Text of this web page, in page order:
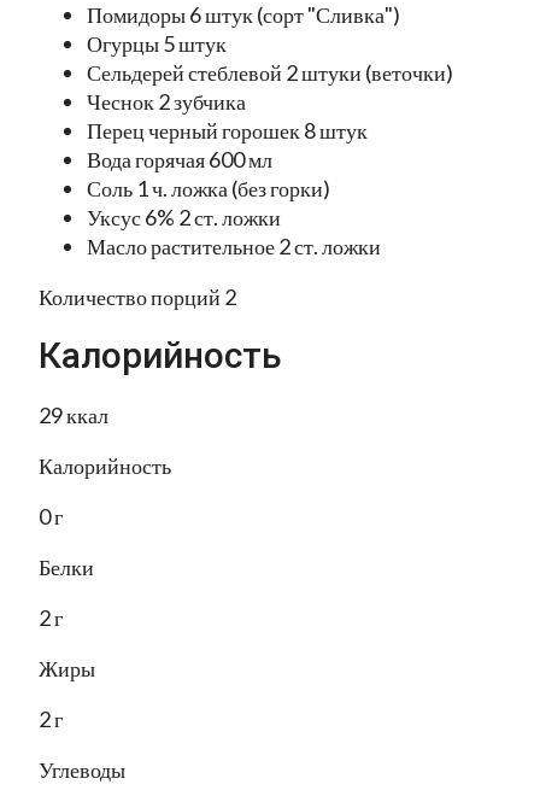
Помидоры 6 штук (сорт "Сливка")
Огурцы 5 штук
Сельдерей стеблевой 2 штуки (веточки)
Чеснок 2 зубчика
Перец черный горошек 8 штук
Вода горячая 600 мл
Соль 1 ч. ложка (без горки)
Уксус 6% 2 ст. ложки
Масло растительное 2 ст. ложки
Количество порций 2
Калорийность
29 ккал
Калорийность
0 г
Белки
2 г
Жиры
2 г
Углеводы